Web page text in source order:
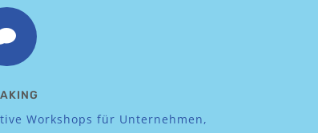
Workshops für Unternehmen,